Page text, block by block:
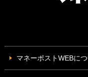
マネーポストWEBに